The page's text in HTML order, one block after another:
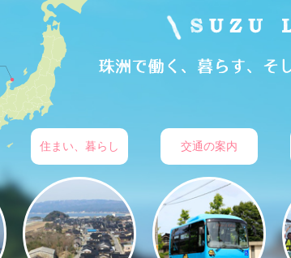
住まい、暮らし 交通の案内